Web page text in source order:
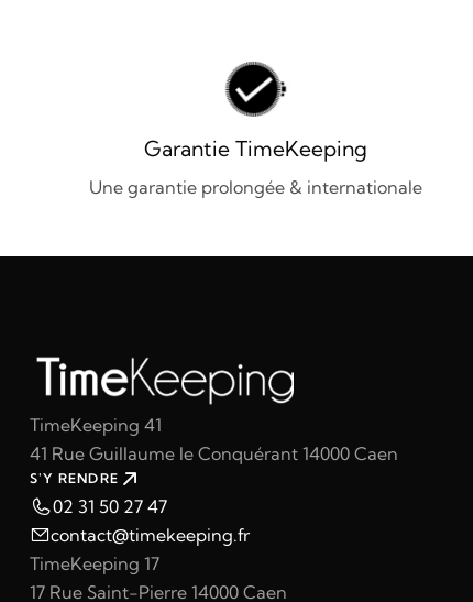
Garantie TimeKeeping
Une garantie prolongée & internationale
TimeKeeping 41
41 Rue Guillaume le Conquérant 14000 Caen
S'Y RENDRE
02 31 50 27 47
contact@timekeeping.fr
TimeKeeping 17
17 Rue Saint-Pierre 14000 Caen